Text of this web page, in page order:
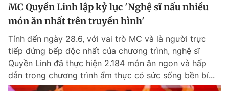
MC Quyền Linh lập kỷ lục 'Nghệ sĩ nấu nhiều
món ăn nhất trên truyền hình'
Tính đến ngày 28.6, với vai trò MC và là người trực
tiếp đứng bếp độc nhất của chương trình, nghệ sĩ
Quyền Linh đã thực hiện 2.184 món ăn ngon và hấp
dẫn trong chương trình ẩm thực có sức sống bền bỉ...